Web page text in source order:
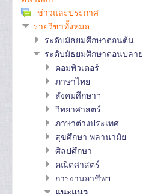
ข่าวและประกาศ
รายวิชาทั้งหมด
ระดับมัธยมศึกษาตอนต้น
ระดับมัธยมศึกษาตอนปลาย
คอมพิวเตอร์
ภาษาไทย
สังคมศึกษาฯ
วิทยาศาสตร์
ภาษาต่างประเทศ
สุขศึกษา พลานามัย
ศิลปศึกษา
คณิตศาสตร์
การงานอาชีพฯ
แนะแนว